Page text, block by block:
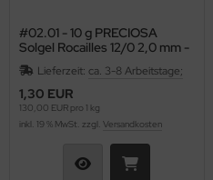
#02.01 - 10 g PRECIOSA
Solgel Rocailles 12/0 2,0 mm -
Opaque Amethyst (Purple)
Lieferzeit: ca. 3-8 Arbeitstage;
1,30 EUR
130,00 EUR pro 1 kg
inkl. 19 % MwSt. zzgl. Versandkosten